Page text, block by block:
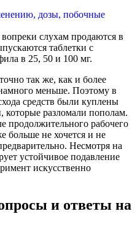
слухам продаются в
таблетки с
в 25, 50 и 100 мг.
так же, как и более
меньше. Поэтому в
средств были куплены
которые разломали пополам.
продолжительного рабочего
больше не хочется и не
Несмотря на
устойчивое подавление
искусственно
и ответы на